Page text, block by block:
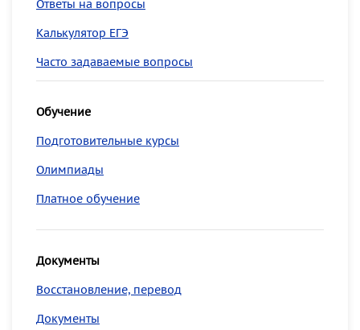
Ответы на вопросы
Калькулятор ЕГЭ
Часто задаваемые вопросы
Обучение
Подготовительные курсы
Олимпиады
Платное обучение
Документы
Восстановление, перевод
Документы